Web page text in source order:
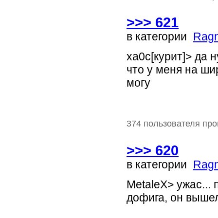
>>> 621
в категории
xa0c[курит]> да
что у меня на
могу
374 пользователя
>>> 620
в категории
MetaleX> ужас...
дофига, он